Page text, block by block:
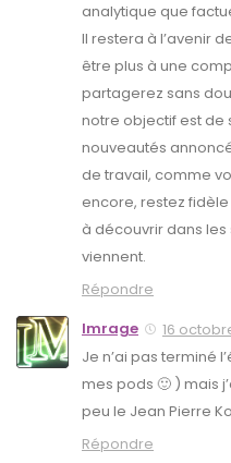
analytique que
Il restera à l’avenir
être plus à une
partagerez sans
notre objectif est de
nouveautés
de travail, comme
encore, restez
à découvrir dans
viennent.
Répondre
Imrage
16
Je n’ai pas terminé
mes pods 🙂 ) mais
peu le Jean Pierre
Répondre